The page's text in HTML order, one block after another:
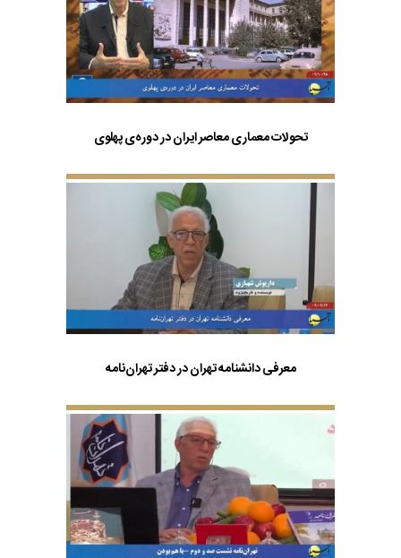
تحولات معماری معاصر ایران در دوره‌ی پهلوی
معرفی دانشنامه تهران در دفتر تهران‌نامه